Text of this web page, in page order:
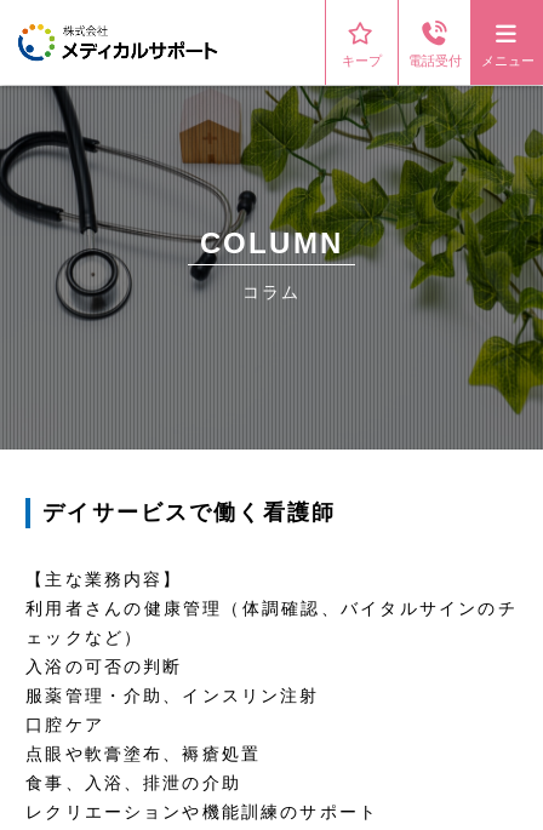
キープ 電話受付 メニュー
COLUMN
コラム
デイサービスで働く看護師
【主な業務内容】
利用者さんの健康管理（体調確認、バイタルサインのチ
ェックなど）
入浴の可否の判断
服薬管理・介助、インスリン注射
口腔ケア
点眼や軟膏塗布、褥瘡処置
食事、入浴、排泄の介助
レクリエーションや機能訓練のサポート